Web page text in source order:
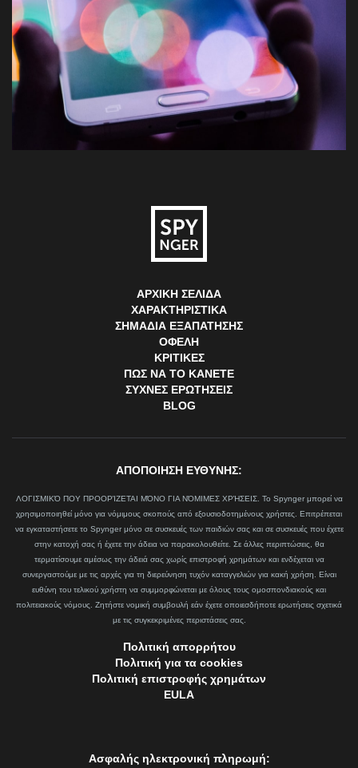
ΑΡΧΙΚΉ ΣΕΛΊΔΑ
ΧΑΡΑΚΤΗΡΙΣΤΙΚΆ
ΣΗΜΆΔΙΑ ΕΞΑΠΆΤΗΣΗΣ
ΟΦΈΛΗ
ΚΡΙΤΙΚΈΣ
ΠΏΣ ΝΑ ΤΟ ΚΆΝΕΤΕ
ΣΥΧΝΈΣ ΕΡΩΤΉΣΕΙΣ
BLOG
ΑΠΟΠΟΙΗΣΗ ΕΥΘΥΝΗΣ:
ΛΟΓΙΣΜΙΚΌ ΠΟΥ ΠΡΟΟΡΊΖΕΤΑΙ ΜΌΝΟ ΓΙΑ ΝΌΜΙΜΕΣ ΧΡΉΣΕΙΣ. Το Spynger μπορεί να
χρησιμοποιηθεί μόνο για νόμιμους σκοπούς από εξουσιοδοτημένους χρήστες. Επιτρέπεται
να εγκαταστήσετε το Spynger μόνο σε συσκευές των παιδιών σας και σε συσκευές που έχετε
στην κατοχή σας ή έχετε την άδεια να παρακολουθείτε. Σε άλλες περιπτώσεις, θα
τερματίσουμε αμέσως την άδειά σας χωρίς επιστροφή χρημάτων και ενδέχεται να
συνεργαστούμε με τις αρχές για τη διερεύνηση τυχόν καταγγελιών για κακή χρήση. Είναι
ευθύνη του τελικού χρήστη να συμμορφώνεται με όλους τους ομοσπονδιακούς και
πολιτειακούς νόμους. Ζητήστε νομική συμβουλή εάν έχετε οποιεσδήποτε ερωτήσεις σχετικά
με τις συγκεκριμένες περιστάσεις σας.
Πολιτική απορρήτου
Πολιτική για τα cookies
Πολιτική επιστροφής χρημάτων
EULA
Ασφαλής ηλεκτρονική πληρωμή: